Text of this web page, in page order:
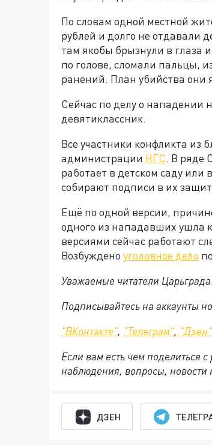
По словам одной местной
рублей и долго не отдавали
там якобы брызнули в глаза
по голове, сломали пальцы,
ранений. План убийства
Сейчас по делу о нападении
девятиклассник.
Все участники конфликта из
администрации НГС. В ряде
работает в детском саду
собирают подписи в их
Ещё по одной версии,
одного из нападавших ушла
версиями сейчас работают
Возбуждено уголовное дело
Уважаемые читатели
Подписывайтесь на аккаунты
"ВКонтакте", "Телеграм", "Дзен"
Если вам есть чем поделиться
наблюдения, вопросы, новости
ДЗЕН